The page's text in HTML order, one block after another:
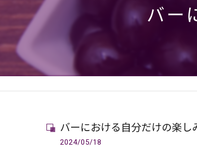
バー
バーにおける自分だけの楽し
2024/05/18